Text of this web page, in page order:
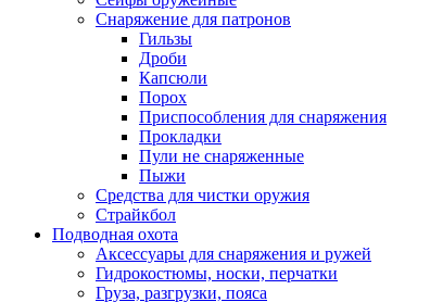
Снаряжение для патронов
Гильзы
Дроби
Капсюли
Порох
Приспособления для снаряжения
Прокладки
Пули не снаряженные
Пыжи
Средства для чистки оружия
Страйкбол
Подводная охота
Аксессуары для снаряжения и ружей
Гидрокостюмы, носки, перчатки
Груза, разгрузки, пояса